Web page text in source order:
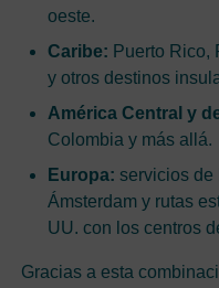
oeste.
Caribe: Puerto Rico,
y otros destinos
América Central y
Colombia y más allá.
Europa: servicios de
Ámsterdam y rutas
UU. con los centros
Gracias a esta